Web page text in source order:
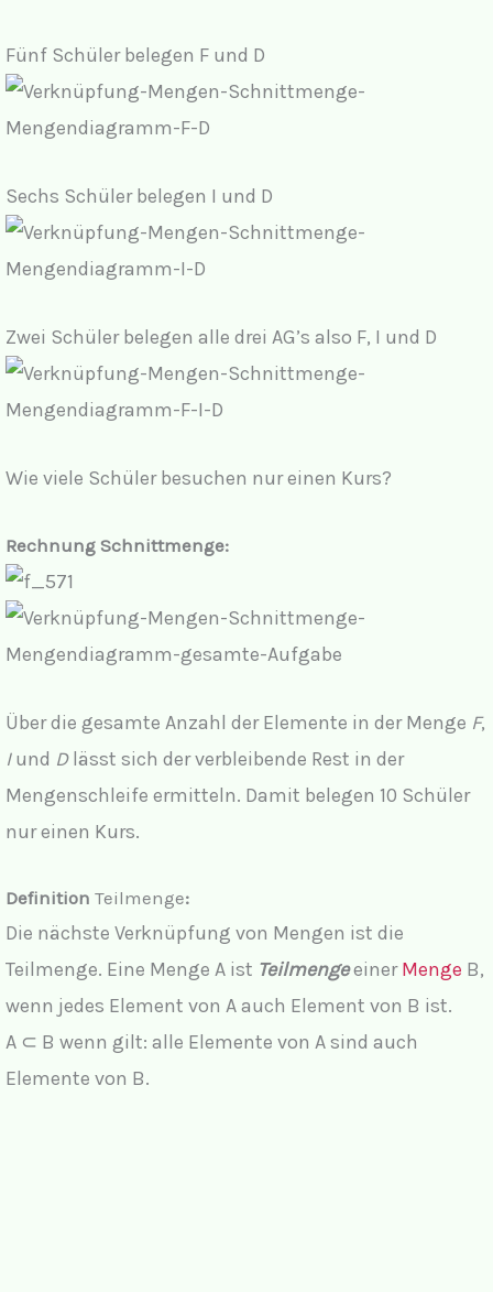
Fünf Schüler belegen F und D
Sechs Schüler belegen I und D
Zwei Schüler belegen alle drei AG’s also F, I und D
Wie viele Schüler besuchen nur einen Kurs?
Rechnung Schnittmenge:
Über die gesamte Anzahl der Elemente in der Menge F,
Iund Dlässt sich der verbleibende Rest in der
Mengenschleife ermitteln. Damit belegen 10 Schüler
nur einen Kurs.
Definition Teilmenge:
Die nächste Verknüpfung von Mengen ist die
Teilmenge. Eine Menge A ist TeilmengeeinerMenge B,
wenn jedes Element von A auch Element von B ist.
A ⊂ B wenn gilt: alle Elemente von A sind auch
Elemente von B.